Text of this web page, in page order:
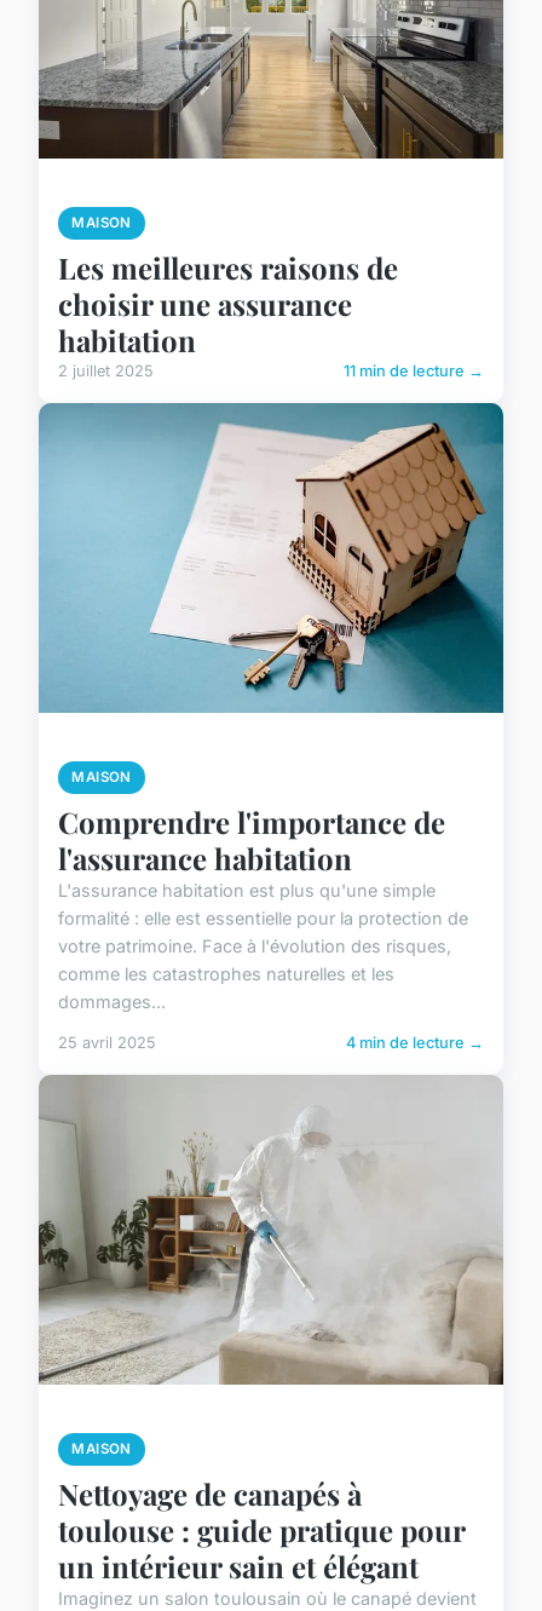
MAISON
Les meilleures raisons de
choisir une assurance
habitation
2 juillet 2025 11 min de lecture →
MAISON
Comprendre l'importance de
l'assurance habitation
L'assurance habitation est plus qu'une simple
formalité : elle est essentielle pour la protection de
votre patrimoine. Face à l'évolution des risques,
comme les catastrophes naturelles et les
dommages...
25 avril 2025 4 min de lecture →
MAISON
Nettoyage de canapés à
toulouse : guide pratique pour
un intérieur sain et élégant
Imaginez un salon toulousain où le canapé devient